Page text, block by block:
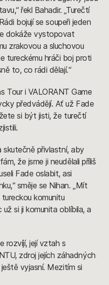
řekl Bahadir. „Turečtí
bojují se soupeři jeden
dokáže vystopovat
zrakovou a sluchovou
tureckému hráči boj proti
to, co rádi dělají.“
Tour i VALORANT Game
předvádějí. Ať už Fade
si být jisti, že turečtí
skutečně přivlastní, aby
že jsme ji neudělali příliš
Fade oslabit, asi
směje se Nihan. „Mít
komunitu
si ji komunita oblíbila, a
rozvíjí, její vztah s
zdroj jejích záhadných
vyjasní. Mezitím si